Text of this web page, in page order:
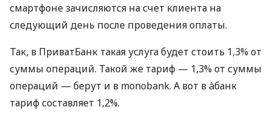
смартфоне зачисляются на счет клиента на
следующий день после проведения оплаты.
Так, в ПриватБанк такая услуга будет стоить 1,3% от
суммы операций. Такой же тариф — 1,3% от суммы
операций — берут и в monobank. А вот в àбанк
тариф составляет 1,2%.